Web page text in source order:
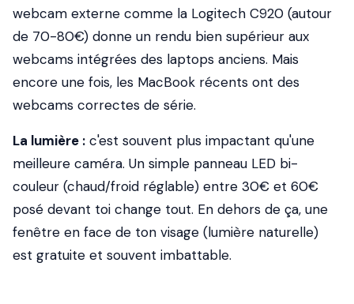
webcam externe comme la Logitech C920 (autour
de 70-80€) donne un rendu bien supérieur aux
webcams intégrées des laptops anciens. Mais
encore une fois, les MacBook récents ont des
webcams correctes de série.
La lumière : c'est souvent plus impactant qu'une
meilleure caméra. Un simple panneau LED bi-
couleur (chaud/froid réglable) entre 30€ et 60€
posé devant toi change tout. En dehors de ça, une
fenêtre en face de ton visage (lumière naturelle)
est gratuite et souvent imbattable.